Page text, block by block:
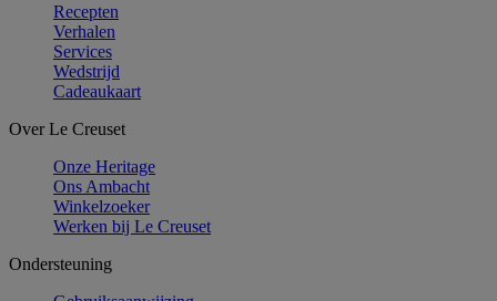
Recepten
Verhalen
Services
Wedstrijd
Cadeaukaart
Over Le Creuset
Onze Heritage
Ons Ambacht
Winkelzoeker
Werken bij Le Creuset
Ondersteuning